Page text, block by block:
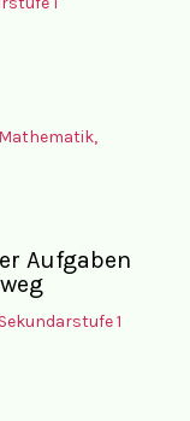
Mathematik,
Aufgaben
Sekundarstufe 1